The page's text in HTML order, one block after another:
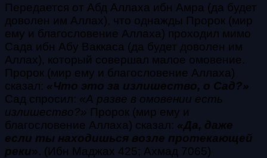
Передается от Абд Аллаха ибн Амра (да будет
доволен им Аллах), что однажды Пророк (мир
ему и благословение Аллаха) проходил мимо
Сада ибн Абу Ваккаса (да будет доволен им
Аллах), который совершал малое омовение.
Пророк (мир ему и благословение Аллаха)
сказал: «Что это за излишество, о Сад?»
Сад спросил: «А разве в омовении есть
излишество?» Пророк (мир ему и
благословение Аллаха) сказал: «Да, даже
если ты находишься возле протекающей
реки». (Ибн Маджах 425; Ахмад 7065)